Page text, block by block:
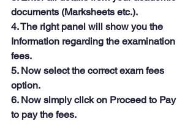
documents (Marksheets etc.).
4. The right panel will show you the
Information regarding the examination
fees.
5. Now select the correct exam fees
option.
6. Now simply click on Proceed to Pay
to pay the fees.